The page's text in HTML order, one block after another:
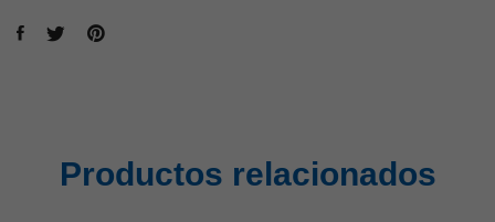
Productos relacionados